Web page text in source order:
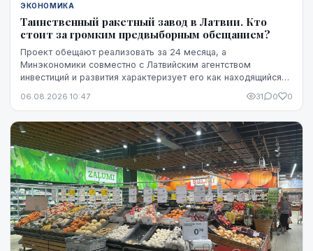
ЭКОНОМИКА
Таинственный ракетный завод в Латвии. Кто
стоит за громким предвыборным обещанием?
Проект обещают реализовать за 24 месяца, а
Минэкономики совместно с Латвийским агентством
инвестиций и развития характеризует его как находящийся
ни модель ракет, ни владелец технологий, ни
необходимого финансирования уже обеспечена и на чем
основан прогноз экспорта.
06.08.2026 10:47 31 0 0